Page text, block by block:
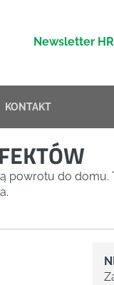
Newsletter HR
KONTAKT
do domu.